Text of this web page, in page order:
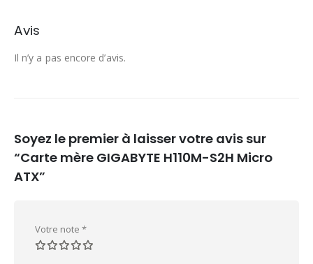
Avis
Il n’y a pas encore d’avis.
Soyez le premier à laisser votre avis sur
“Carte mère GIGABYTE H110M-S2H Micro
ATX”
Votre note *